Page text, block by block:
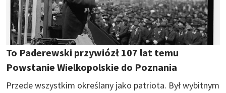
To Paderewski przywiózł 107 lat temu
Powstanie Wielkopolskie do Poznania
Przede wszystkim określany jako patriota. Był wybitnym